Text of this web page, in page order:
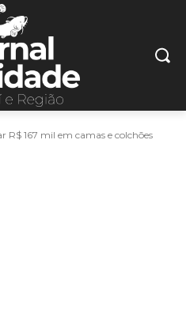
R$ 167 mil em camas e colchões